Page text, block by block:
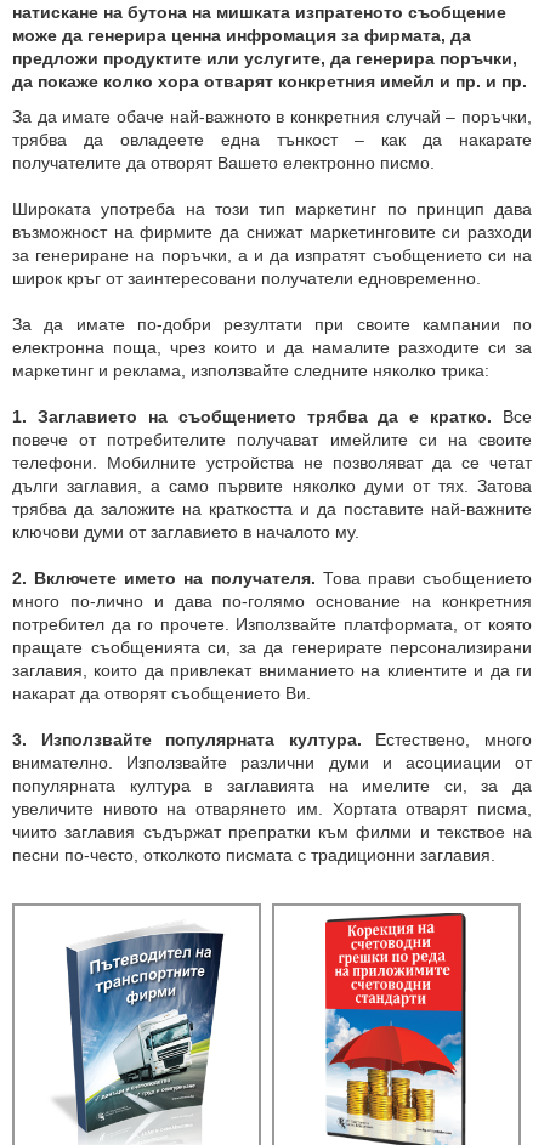
натискане на бутона на мишката изпратеното съобщение
може да генерира ценна инфромация за фирмата, да
предложи продуктите или услугите, да генерира поръчки,
да покаже колко хора отварят конкретния имейл и пр. и пр.
За да имате обаче най-важното в конкретния случай – поръчки,
трябва да овладеете една тънкост – как да накарате
получателите да отворят Вашето електронно писмо.
Широката употреба на този тип маркетинг по принцип дава
възможност на фирмите да снижат маркетинговите си разходи
за генериране на поръчки, а и да изпратят съобщението си на
широк кръг от заинтересовани получатели едновременно.
За да имате по-добри резултати при своите кампании по
електронна поща, чрез които и да намалите разходите си за
маркетинг и реклама, използвайте следните няколко трика:
1. Заглавието на съобщението трябва да е кратко. Все
повече от потребителите получават имейлите си на своите
телефони. Мобилните устройства не позволяват да се четат
дълги заглавия, а само първите няколко думи от тях. Затова
трябва да заложите на краткостта и да поставите най-важните
ключови думи от заглавието в началото му.
2. Включете името на получателя. Това прави съобщението
много по-лично и дава по-голямо основание на конкретния
потребител да го прочете. Използвайте платформата, от която
пращате съобщенията си, за да генерирате персонализирани
заглавия, които да привлекат вниманието на клиентите и да ги
накарат да отворят съобщението Ви.
3. Използвайте популярната култура. Естествено, много
внимателно. Използвайте различни думи и асоцииации от
популярната култура в заглавията на имелите си, за да
увеличите нивото на отварянето им. Хортата отварят писма,
чиито заглавия съдържат препратки към филми и текствое на
песни по-често, отколкото писмата с традиционни заглавия.